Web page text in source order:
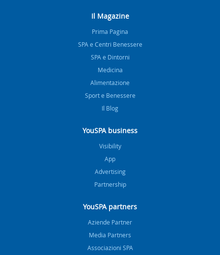
Il Magazine
Prima Pagina
SPA e Centri Benessere
SPA e Dintorni
Medicina
Alimentazione
Sport e Benessere
Il Blog
YouSPA business
Visibility
App
Advertising
Partnership
YouSPA partners
Aziende Partner
Media Partners
Associazioni SPA